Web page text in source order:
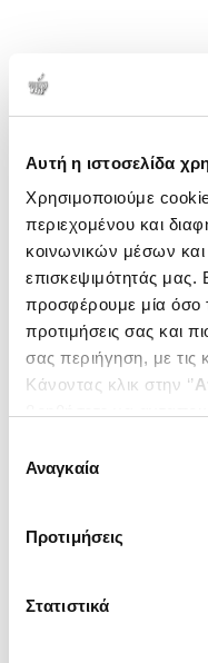
Αυτή η ιστοσελίδα
Χρησιμοποιούμε
περιεχομένου και
κοινωνικών μέσων
επισκεψιμότητάς μας.
προσφέρουμε μία όσο
προτιμήσεις σας και
σας περιήγηση, με τις
Κάνοντας κλικ στην ‘’
ενδιαφέρουν και να
συγκατάθεσης
Αναγκαία
Προτιμήσεις
Στατιστικά